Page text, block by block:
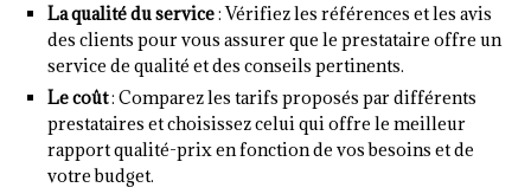
La qualité du service: Vérifiez les références et les avis
des clients pour vous assurer que le prestataire offre un
service de qualité et des conseils pertinents.
Le coût: Comparez les tarifs proposés par différents
prestataires et choisissez celui qui offre le meilleur
rapport qualité-prix en fonction de vos besoins et de
votre budget.